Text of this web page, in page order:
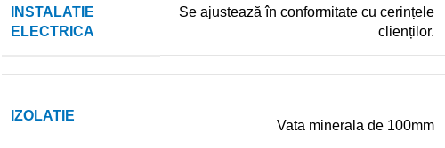
INSTALATIE
ELECTRICA
Se ajustează în conformitate cu cerințele
clienților.
IZOLATIE
Vata minerala de 100mm